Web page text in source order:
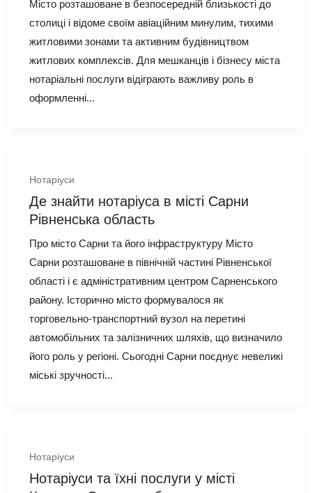
Місто розташоване в безпосередній близькості до
столиці і відоме своїм авіаційним минулим, тихими
житловими зонами та активним будівництвом
житлових комплексів. Для мешканців і бізнесу міста
нотаріальні послуги відіграють важливу роль в
оформленні...
Нотаріуси
Де знайти нотаріуса в місті Сарни
Рівненська область
Про місто Сарни та його інфраструктуру Місто
Сарни розташоване в північній частині Рівненської
області і є адміністративним центром Сарненського
району. Історично місто формувалося як
торговельно-транспортний вузол на перетині
автомобільних та залізничних шляхів, що визначило
його роль у регіоні. Сьогодні Сарни поєднує невеликі
міські зручності...
Нотаріуси
Нотаріуси та їхні послуги у місті